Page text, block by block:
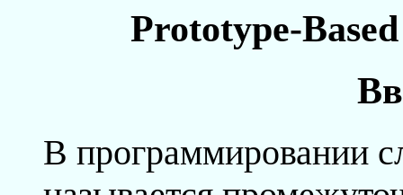
Prototype-
В программировании